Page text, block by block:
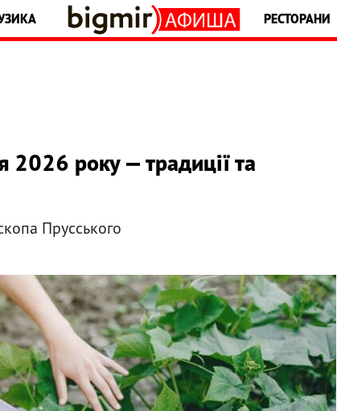
РЕСТОРАНИ
2026 року — традиції та
Прусського